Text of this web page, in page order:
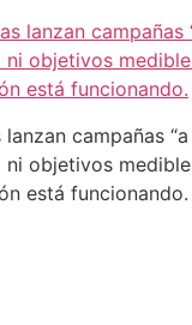
campañas
ni objetivos
está funcionando.